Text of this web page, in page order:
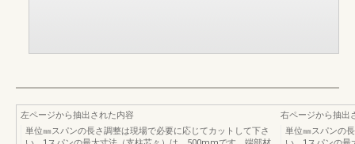
左ページから抽出された内容
単位㎜スパンの長さ調整は現場で必要に応じてカットして下さ
右ページから抽出
単位㎜スパンの